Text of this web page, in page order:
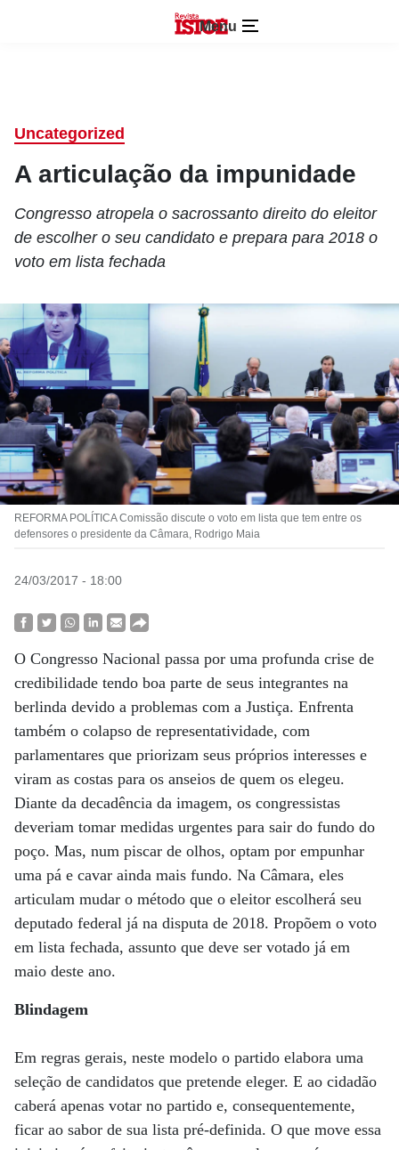
Menu
Uncategorized
A articulação da impunidade
Congresso atropela o sacrossanto direito do eleitor
de escolher o seu candidato e prepara para 2018 o
voto em lista fechada
REFORMA POLÍTICA Comissão discute o voto em lista que tem entre os
defensores o presidente da Câmara, Rodrigo Maia
24/03/2017 - 18:00
O Congresso Nacional passa por uma profunda crise de
credibilidade tendo boa parte de seus integrantes na
berlinda devido a problemas com a Justiça. Enfrenta
também o colapso de representatividade, com
parlamentares que priorizam seus próprios interesses e
viram as costas para os anseios de quem os elegeu.
Diante da decadência da imagem, os congressistas
deveriam tomar medidas urgentes para sair do fundo do
poço. Mas, num piscar de olhos, optam por empunhar
uma pá e cavar ainda mais fundo. Na Câmara, eles
articulam mudar o método que o eleitor escolherá seu
deputado federal já na disputa de 2018. Propõem o voto
em lista fechada, assunto que deve ser votado já em
maio deste ano.
Blindagem
Em regras gerais, neste modelo o partido elabora uma
seleção de candidatos que pretende eleger. E ao cidadão
caberá apenas votar no partido e, consequentemente,
ficar ao sabor de sua lista pré-definida. O que move essa